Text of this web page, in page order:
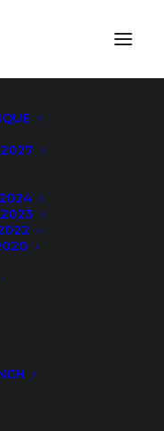
that a newly
platform for
threats to
switzerland-s-
in-the-right-